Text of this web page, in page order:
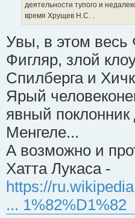
деятельности тупого и
время Хрущев Н.С. .
Увы, в этом весь
Фигляр, злой
Спилберга и
Ярый
явный поклонник
Менгеле...
А возможно и
Хатта Лукаса -
https://
... 1%82%D1%82